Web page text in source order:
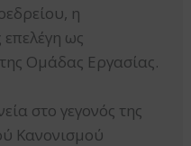
η
ως
Ομάδας Εργασίας.
στο γεγονός της
Κανονισμού